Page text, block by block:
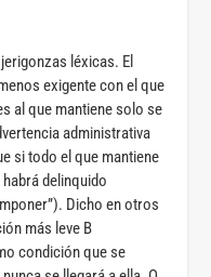
léxicas. El
exigente con el que
al que mantiene solo se
administrativa
si todo el que mantiene
delinquido
Dicho en otros
más leve B
condición que se